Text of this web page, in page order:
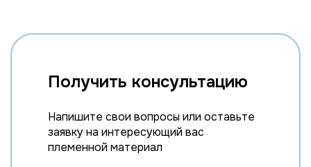
Получить консультацию
Напишите свои вопросы или оставьте
заявку на интересующий вас
племенной материал